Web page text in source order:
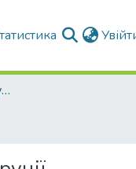
Конференції, збірки, публікації молодих вчених і здобувачів : магістрів, бакалаврів, аспірантів.